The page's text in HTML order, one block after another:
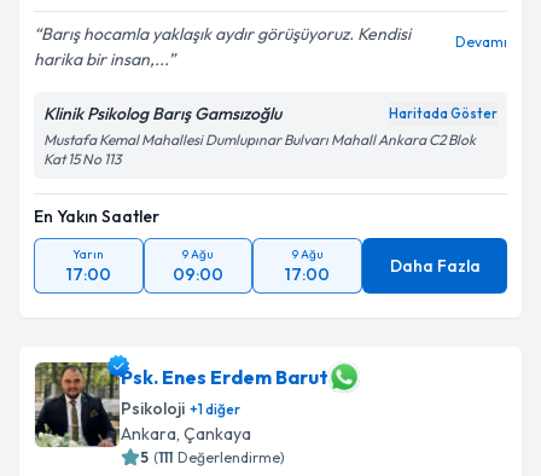
Barış hocamla yaklaşık aydır görüşüyoruz. Kendisi
harika bir insan,...
Devamı
Klinik Psikolog Barış Gamsızoğlu Haritada Göster
Mustafa Kemal Mahallesi Dumlupınar Bulvarı Mahall Ankara C2 Blok
Kat 15 No 113
En Yakın Saatler
Yarın
17:00
9 Ağu
09:00
9 Ağu
17:00 Daha Fazla
Psk. Enes Erdem Barut
Psikoloji +1diğer
Ankara, Çankaya
5 (111 Değerlendirme)